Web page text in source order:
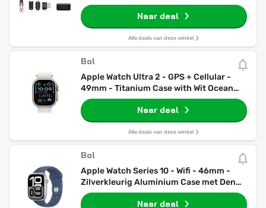
Naar deal
Alle deals van deze winkel
Bol
Apple Watch Ultra 2 - GPS + Cellular -
49mm - Titanium Case with Wit Ocean
Band
Naar deal
Alle deals van deze winkel
Bol
Apple Watch Series 10 - Wifi - 46mm -
Zilverkleurig Aluminium Case met Denim
Sportbandje - M/L
Naar deal